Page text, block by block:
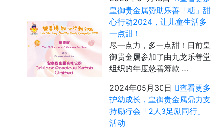
皇御贵金属赞助乐善「糖」甜
心行动2024，让儿童生活多
一点甜！
尽一点力，多一点甜！日前皇
御贵金属参加了由九龙乐善堂
组织的年度慈善筹款 …
2024年05月30日
查看更多
护幼成长，皇御贵金属鼎力支
持励行会「2人3足励同行」
活动